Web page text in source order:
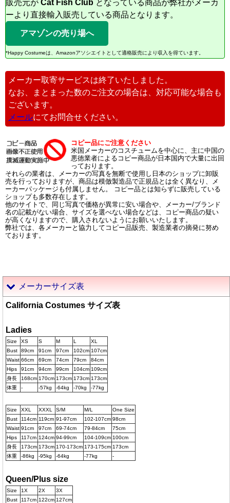
販売元が Cat Fish Club となっている商品が弊社がメーカ
ーより直接輸入販売している商品となります。
アマゾンの売り場へ
*Happy Costumeは、Amazonアソシエイトとして適格販売により収入を得ています。
メーカー取寄サービスは終了いたしました。
なお、まとまった数のご注文の場合は、対応可能な場合も
ございます。
メールにてお問合せください。
コピー品にご注意ください
米国メーカーのコスチュームを中心に、主に中国の
悪徳業者によるコピー商品が日本国内で大量に出回
っております。
それらの業者は、メーカーの写真を無断で使用し日本のショップに卸販
売を行っておりますが、商品は模倣製造品で正規品とは全く異なり、メ
ーカーパッケージも付属しません。 コピー品とは知らずに販売している
ショップも多数存在します。
他のサイトで、同じ写真で価格が異常に安い場合や、メーカー/ブランド
名の記載がない場合、サイズを選べない場合などは、コピー商品の疑い
が高くなりますので、購入されないようにお願いいたします。
弊社では、各メーカーと協力してコピー品販売、製造業者の摘発に努め
ております。
メーカーサイズ表
California Costumes サイズ表
Ladies
Size XS S M L
XL
Bust
89cm 91cm 97cm 102cm 107cm
Waist 66cm 69cm 74cm 79cm
84cm
Hips
91cm 94cm 99cm 104cm 109cm
身長
168cm 170cm 173cm 173cm 173cm
体重
- -57kg -64kg -70kg -77kg
Size XXL XXXL S/M M/L
One Size
Bust
114cm 119cm 91-97cm 102-107cm 98cm
Waist 91cm 97cm 69-74cm 79-84cm
75cm
Hips
117cm 124cm 94-99cm 104-109cm 100cm
身長
173cm 173cm 170-173cm 173-175cm 173cm
体重
-86kg -95kg -64kg -77kg -
Queen/Plus size
Size 1X 2X
3X
Bust
117cm 122cm 127cm